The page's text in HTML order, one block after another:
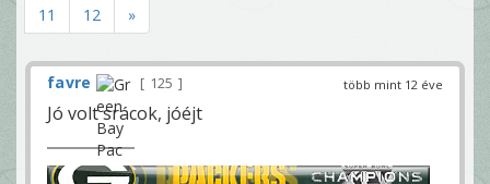
11
12 »
több mint 12 éve
favre 125
Jó volt srácok, jóéjt